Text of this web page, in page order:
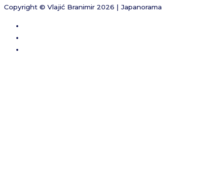
Copyright © Vlajić Branimir 2026 | Japanorama